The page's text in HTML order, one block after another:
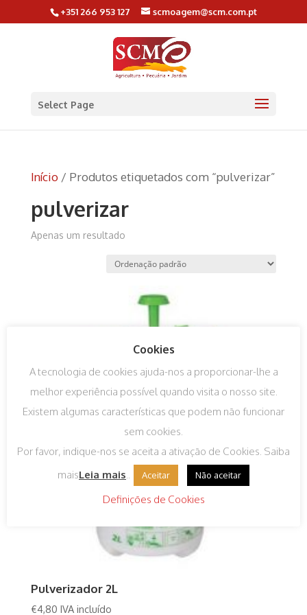
+351 266 953 127 scmoagem@scm.com.pt
Select Page
Início/ Produtos etiquetados com “pulverizar”
pulverizar
Apenas um resultado
Pulverizador 2L
€4,80 IVA incluído
Cookies
A tecnologia de cookies ajuda-nos a proporcionar-lhe a
melhor experiência possível quando visita o nosso site.
Existem algumas características que podem não funcionar
sem cookies.
Por favor, indique-nos se aceita a ativação de Cookies. Saiba
maisLeia mais.. Aceitar Não aceitar
Definições de Cookies